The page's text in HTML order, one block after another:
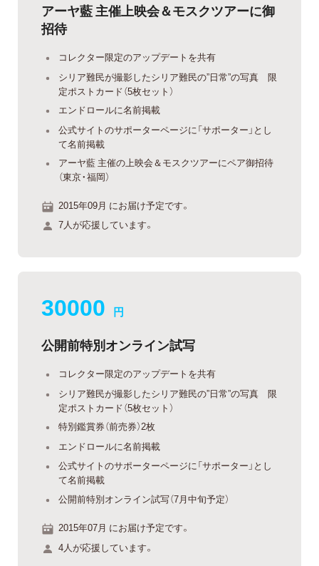
アーヤ藍 主催上映会＆モスクツアーに御
招待
コレクター限定のアップデートを共有
シリア難民が撮影したシリア難民の”日常”の写真 限
定ポストカード（5枚セット）
エンドロールに名前掲載
公式サイトのサポーターページに「サポーター」とし
て名前掲載
アーヤ藍 主催の上映会＆モスクツアーにペア御招待
（東京・福岡）
2015年09月 にお届け予定です。
7人が応援しています。
30000 円
公開前特別オンライン試写
コレクター限定のアップデートを共有
シリア難民が撮影したシリア難民の”日常”の写真 限
定ポストカード（5枚セット）
特別鑑賞券（前売券）2枚
エンドロールに名前掲載
公式サイトのサポーターページに「サポーター」とし
て名前掲載
公開前特別オンライン試写（7月中旬予定）
2015年07月 にお届け予定です。
4人が応援しています。